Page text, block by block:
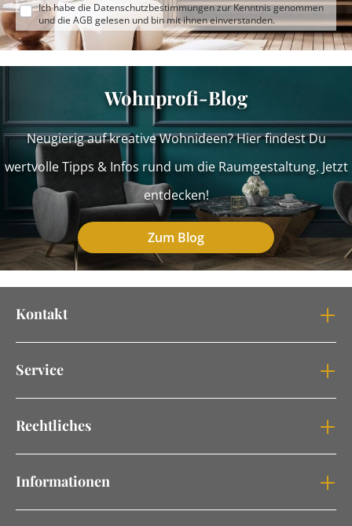
Ich habe die Datenschutzbestimmungenzur Kenntnis genommen
und die AGB gelesen und bin mit ihnen einverstanden.
Wohnprofi-Blog
Neugierig auf kreative Wohnideen? Hier findest Du
wertvolle Tipps & Infos rund um die Raumgestaltung. Jetzt
entdecken!
Zum Blog
Kontakt
Service
Rechtliches
Informationen